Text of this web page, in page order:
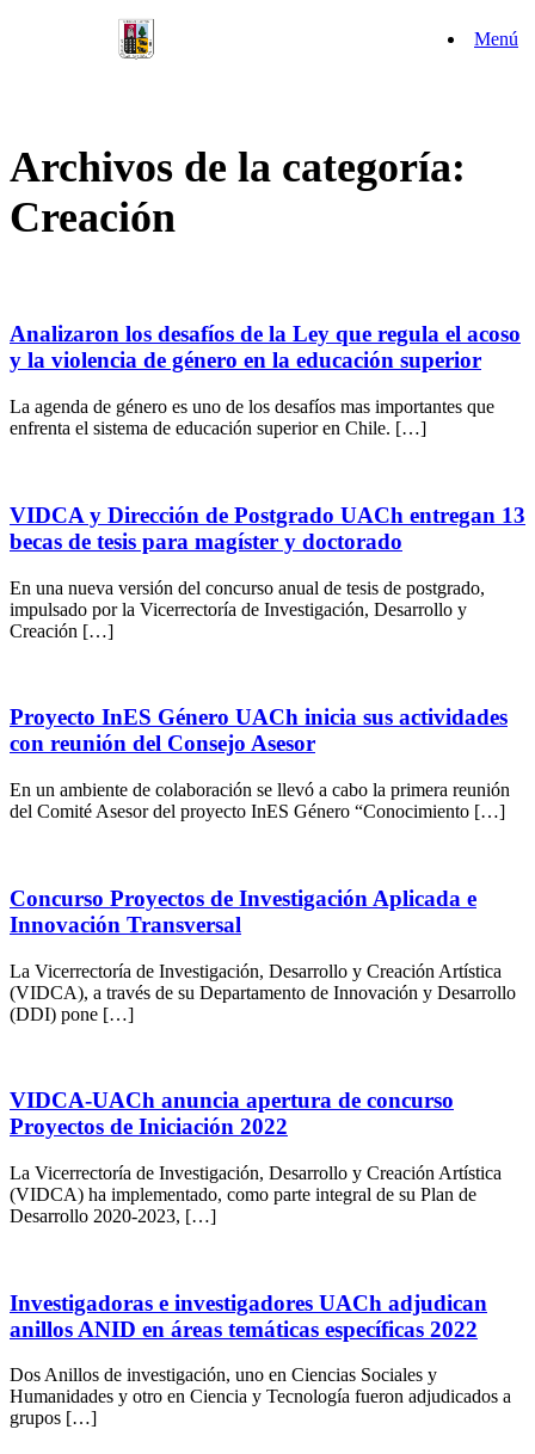
Menú
Archivos de la categoría:
Creación
Analizaron los desafíos de la Ley que regula el acoso
y la violencia de género en la educación superior
La agenda de género es uno de los desafíos mas importantes que
enfrenta el sistema de educación superior en Chile. […]
VIDCA y Dirección de Postgrado UACh entregan 13
becas de tesis para magíster y doctorado
En una nueva versión del concurso anual de tesis de postgrado,
impulsado por la Vicerrectoría de Investigación, Desarrollo y
Creación […]
Proyecto InES Género UACh inicia sus actividades
con reunión del Consejo Asesor
En un ambiente de colaboración se llevó a cabo la primera reunión
del Comité Asesor del proyecto InES Género “Conocimiento […]
Concurso Proyectos de Investigación Aplicada e
Innovación Transversal
La Vicerrectoría de Investigación, Desarrollo y Creación Artística
(VIDCA), a través de su Departamento de Innovación y Desarrollo
(DDI) pone […]
VIDCA-UACh anuncia apertura de concurso
Proyectos de Iniciación 2022
La Vicerrectoría de Investigación, Desarrollo y Creación Artística
(VIDCA) ha implementado, como parte integral de su Plan de
Desarrollo 2020-2023, […]
Investigadoras e investigadores UACh adjudican
anillos ANID en áreas temáticas específicas 2022
Dos Anillos de investigación, uno en Ciencias Sociales y
Humanidades y otro en Ciencia y Tecnología fueron adjudicados a
grupos […]